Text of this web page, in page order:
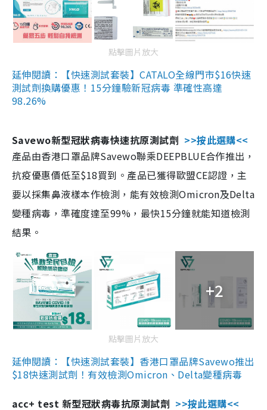
點擊圖片放大
延伸閱讀：【快速測試套裝】CATALO全線門市$16快速
測試劑換購優惠！15分鐘驗新冠病毒 準確性高達
98.26%
Savewo新型冠狀病毒快速抗原測試劑 >>按此選購<<
產品由香港口罩品牌Savewo聯乘DEEPBLUE合作推出，
抗疫優惠價低至$18買到。產品已獲得歐盟CE認證，主
要以採集鼻液樣本作檢測，能有效檢測Omicron及Delta
變種病毒，準確度達至99%，最快15分鐘就能知道檢測
結果。
+2
點擊圖片放大
延伸閱讀：【快速測試套裝】香港口罩品牌Savewo推出
$18快速測試劑！有效檢測Omicron、Delta變種病毒
acc+ test 新型冠狀病毒抗原測試劑 >>按此選購<<